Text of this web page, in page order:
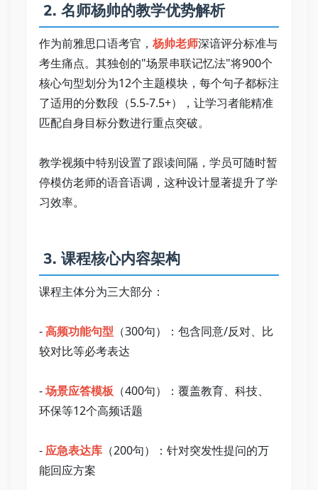
2. 名师杨帅的教学优势解析
作为前雅思口语考官， 杨帅老师深谙评分标准与
考生痛点。其独创的"场景串联记忆法"将900个
核心句型划分为12个主题模块，每个句子都标注
了适用的分数段（5.5-7.5+），让学习者能精准
匹配自身目标分数进行重点突破。
教学视频中特别设置了跟读间隔，学员可随时暂
停模仿老师的语音语调，这种设计显著提升了学
习效率。
3. 课程核心内容架构
课程主体分为三大部分：
- 高频功能句型 （300句）：包含同意/反对、比
较对比等必考表达
- 场景应答模板 （400句）：覆盖教育、科技、
环保等12个高频话题
- 应急表达库 （200句）：针对突发性提问的万
能回应方案